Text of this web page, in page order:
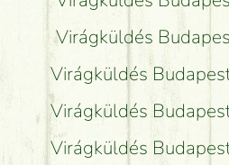
Virágküldés
Virágküldés
Virágküldés
Virágküldés